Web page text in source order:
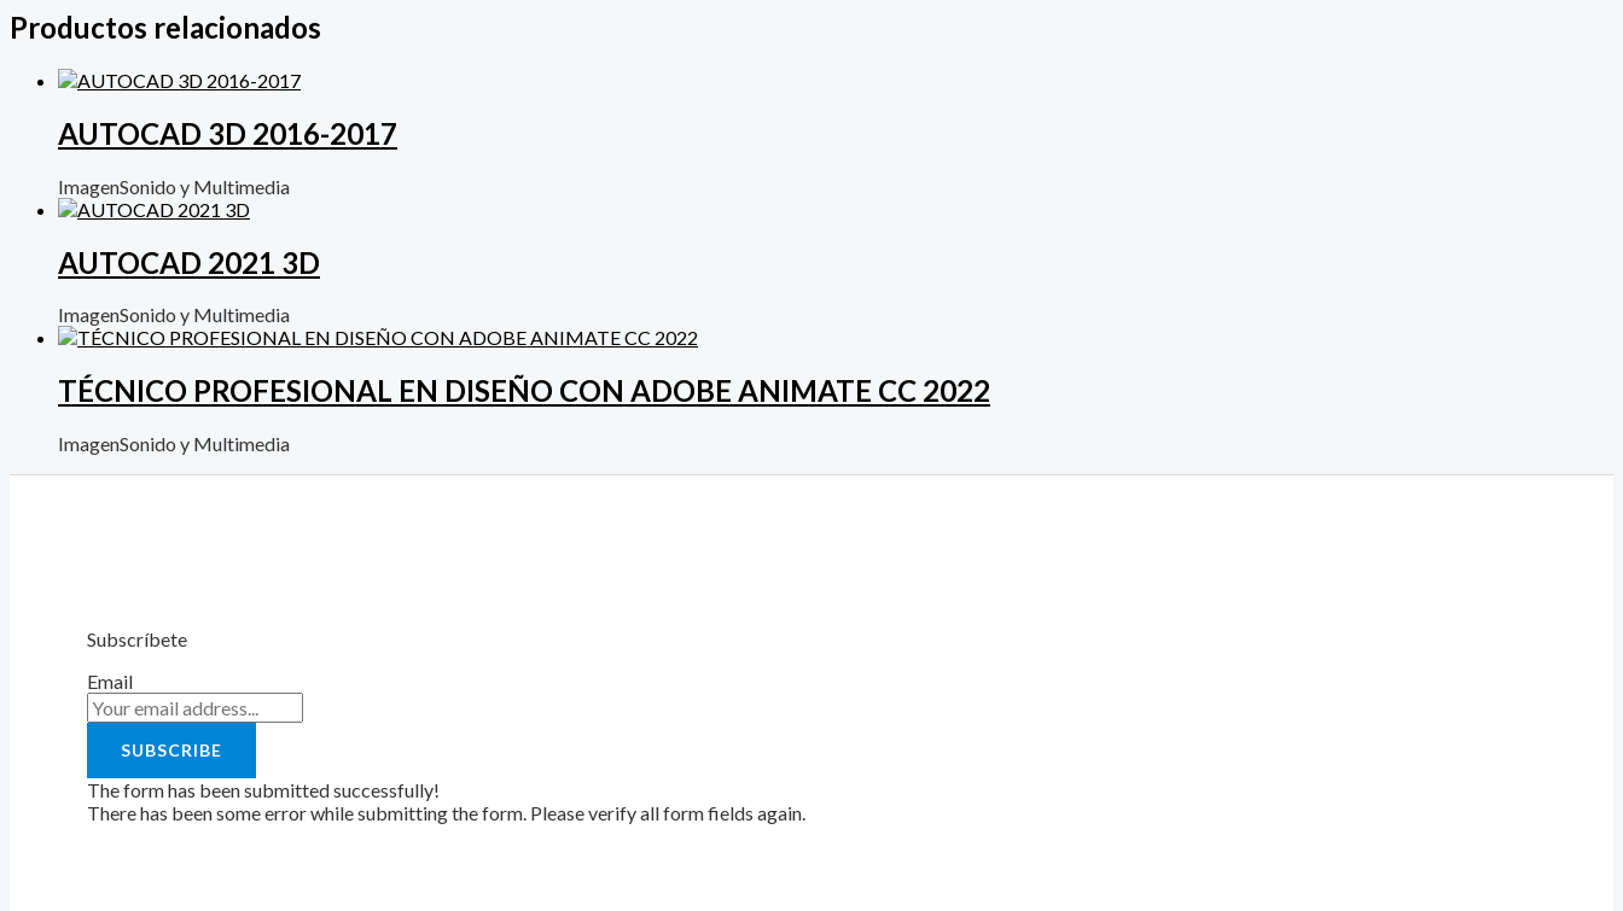
Productos relacionados
AUTOCAD 3D 2016-2017
ImagenSonido y Multimedia
AUTOCAD 2021 3D
ImagenSonido y Multimedia
TÉCNICO PROFESIONAL EN DISEÑO CON ADOBE ANIMATE CC 2022
ImagenSonido y Multimedia
Subscríbete
Email
SUBSCRIBE
The form has been submitted successfully!
There has been some error while submitting the form. Please verify all form fields again.